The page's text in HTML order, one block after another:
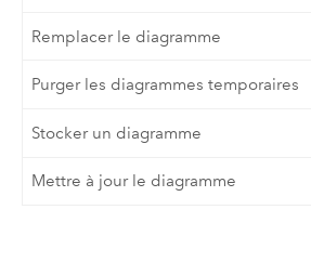
Remplacer le diagramme
Purger les diagrammes temporaires
Stocker un diagramme
Mettre à jour le diagramme